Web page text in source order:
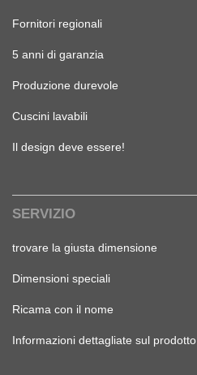
Fornitori regionali
5 anni di garanzia
Produzione durevole
Cuscini lavabili
Il design deve essere!
SERVIZIO
trovare la giusta dimensione
Dimensioni speciali
Ricama con il nome
Informazioni dettagliate sul prodotto